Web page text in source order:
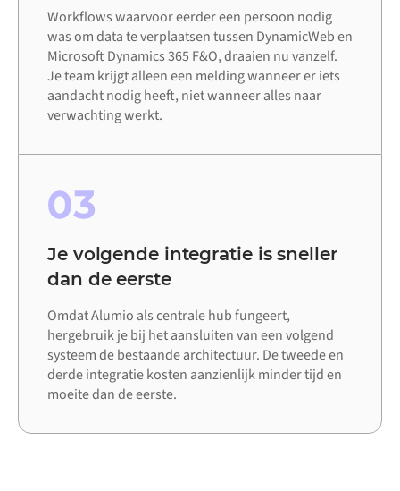
Workflows waarvoor eerder een persoon nodig
was om data te verplaatsen tussen DynamicWeb en
Microsoft Dynamics 365 F&O, draaien nu vanzelf.
Je team krijgt alleen een melding wanneer er iets
aandacht nodig heeft, niet wanneer alles naar
verwachting werkt.
03
Je volgende integratie is sneller
dan de eerste
Omdat Alumio als centrale hub fungeert,
hergebruik je bij het aansluiten van een volgend
systeem de bestaande architectuur. De tweede en
derde integratie kosten aanzienlijk minder tijd en
moeite dan de eerste.